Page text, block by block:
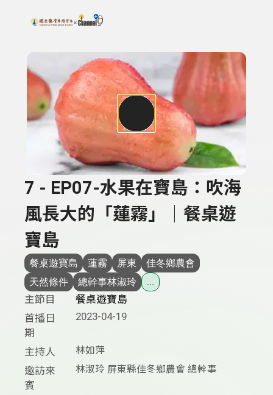
上方功能區塊
搜尋關鍵字：可輸入節目名稱、主持人或關鍵字
7 - EP07-水果在寶島：吹海
風長大的「蓮霧」｜餐桌遊
寶島
餐桌遊寶島 蓮霧 屏東
佳冬鄉農會
天然條件
總幹事林淑玲
主節目
餐桌遊寶島
首播日
期
2023-04-19
主持人 林如萍
邀訪來
賓
林淑玲 屏東縣佳冬鄉農會 總幹事